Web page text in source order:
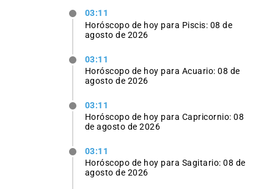
03:11
Horóscopo de hoy para Piscis: 08 de
agosto de 2026
03:11
Horóscopo de hoy para Acuario: 08 de
agosto de 2026
03:11
Horóscopo de hoy para Capricornio: 08
de agosto de 2026
03:11
Horóscopo de hoy para Sagitario: 08 de
agosto de 2026